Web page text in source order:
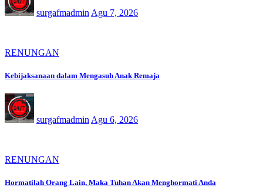
surgafmadmin Agu 7, 2026
RENUNGAN
Kebijaksanaan dalam Mengasuh Anak Remaja
surgafmadmin Agu 6, 2026
RENUNGAN
Hormatilah Orang Lain, Maka Tuhan Akan Menghormati Anda